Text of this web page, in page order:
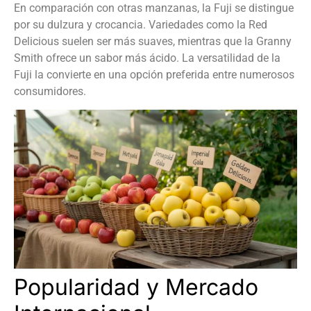
En comparación con otras manzanas, la Fuji se distingue
por su dulzura y crocancia. Variedades como la Red
Delicious suelen ser más suaves, mientras que la Granny
Smith ofrece un sabor más ácido. La versatilidad de la
Fuji la convierte en una opción preferida entre numerosos
consumidores.
Popularidad y Mercado